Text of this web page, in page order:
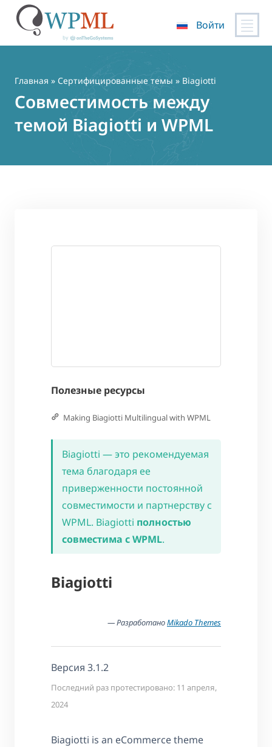
содержимому
Войти
Главная » Сертифицированные темы » Biagiotti
Совместимость между
темой Biagiotti и WPML
Полезные ресурсы
Making Biagiotti Multilingual with WPML
Biagiotti — это рекомендуемая
тема благодаря ее
приверженности постоянной
совместимости и партнерству с
WPML. Biagiotti полностью
совместима с WPML.
Biagiotti
— РазработаноMikado Themes
Версия 3.1.2
Последний раз протестировано: 11 апреля,
2024
Biagiotti is an eCommerce theme